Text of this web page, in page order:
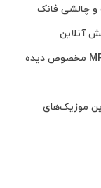
و چالشی فانک
آنلاین
دانلود مجموعه آهنگ برای چالش تغییر ناخن MP3 مخصوص دیده
موزیک‌های